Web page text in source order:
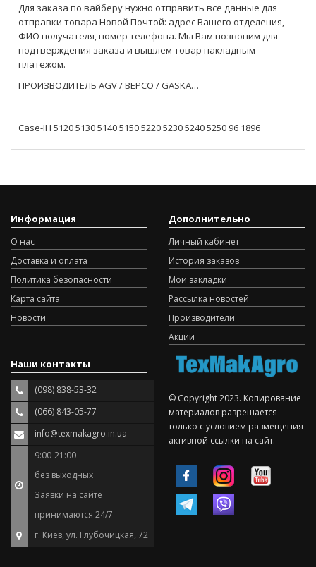
Для заказа по вайберу нужно отправить все данные для
отправки товара Новой Почтой: адрес Вашего отделения,
ФИО получателя, номер телефона. Мы Вам позвоним для
подтверждения заказа и вышлем товар накладным
платежом.
ПРОИЗВОДИТЕЛЬ AGV / BEPCO / GASKA…
Case-IH 5120 5130 5140 5150 5220 5230 5240 5250 96 1896
Информация
О нас
Доставка и оплата
Политика безопасности
Карта сайта
Новости
Дополнительно
Личный кабинет
История заказов
Мои закладки
Рассылка новостей
Производители
Акции
Наши контакты
(098) 838-53-32
(066) 843-05-77
info@texmakagro.in.ua
9:00-21:00
без выходных
Заявки на сайте
принимаются 24/7
г. Киев, ул. Глубочицкая, 72
© Copyright 2023. Копирование
материалов разрешается
только с условием размещения
активной ссылки на сайт.